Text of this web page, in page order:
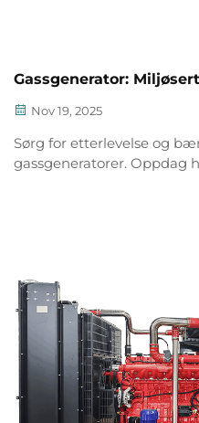
Gassgenerator:
Nov 19, 2025
Sørg for etterlevelse og
gassgeneratorer. Oppdag